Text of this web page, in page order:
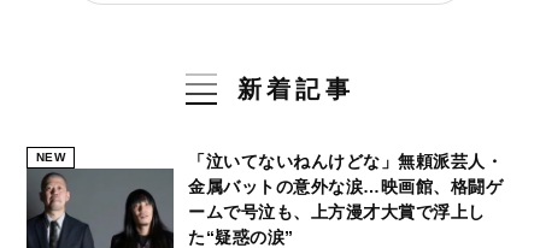
新着記事
NEW
「泣いてないねんけどな」無頼派芸人・
金属バットの意外な涙…映画館、格闘ゲ
ームで号泣も、上方漫才大賞で浮上し
た“疑惑の涙”